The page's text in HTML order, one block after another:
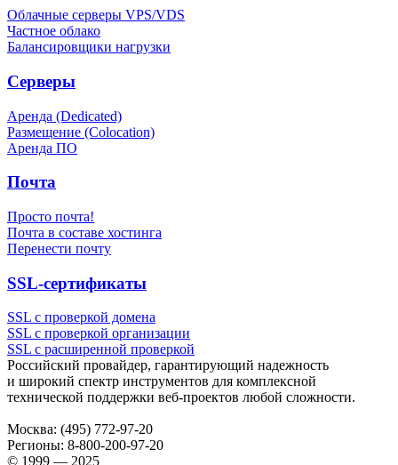
Облачные серверы VPS/VDS
Частное облако
Балансировщики нагрузки
Серверы
Аренда (Dedicated)
Размещение (Colocation)
Аренда ПО
Почта
Просто почта!
Почта в составе хостинга
Перенести почту
SSL-сертификаты
SSL с проверкой домена
SSL с проверкой организации
SSL с расширенной проверкой
Российский провайдер, гарантирующий надежность
и широкий спектр инструментов для комплексной
технической поддержки веб-проектов любой сложности.
Москва: (495) 772-97-20
Регионы: 8-800-200-97-20
© 1999 — 2025